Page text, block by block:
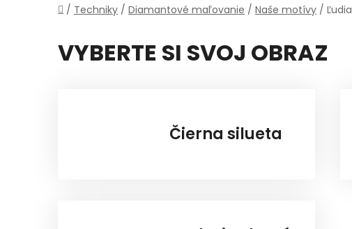
Domov
/ Techniky / Diamantové maľovanie / Naše motívy / Ľudia
VYBERTE SI SVOJ OBRAZ
Čierna silueta